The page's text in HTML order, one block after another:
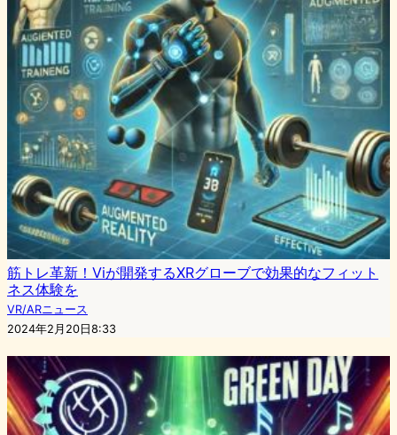
筋トレ革新！Viが開発するXRグローブで効果的なフィット
ネス体験を
VR/ARニュース
2024年2月20日8:33